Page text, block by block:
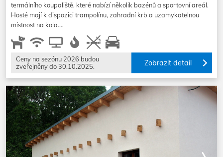
termálního koupaliště, které nabízí několik bazénů a sportovní areál.
Hosté mají k dispozici trampolínu, zahradní krb a uzamykatelnou
místnost na kola.…
Ceny na sezónu 2026 budou
zveřejněny do 30.10.2025.
Zobrazit detail